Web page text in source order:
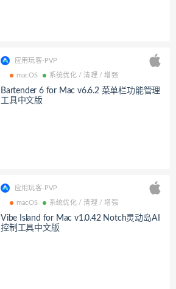
应用玩客-PVP
macOS 系统优化 / 清理 / 增强
Bartender 6 for Mac v6.6.2 菜单栏功能管理
工具中文版
应用玩客-PVP
macOS 系统优化 / 清理 / 增强
Vibe Island for Mac v1.0.42 Notch灵动岛AI
控制工具中文版